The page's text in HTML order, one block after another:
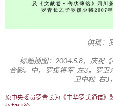
供稿：
标题插图：2004.5.8，庆祝
合影。中，罗援将军 左3，罗
卫中校 右3
原中央委员罗青长为《中华罗氏通谱》